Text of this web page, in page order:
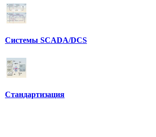
Системы SCADA/DCS
Стандартизация